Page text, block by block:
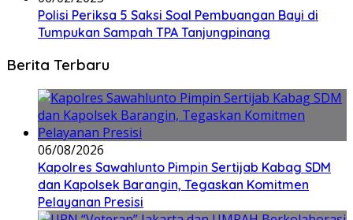
Polisi Periksa 5 Saksi Soal Pembuangan Bayi di
Tumpukan Sampah TPA Tanjungpinang
Berita Terbaru
06/08/2026
Kapolres Sawahlunto Pimpin Sertijab Kabag SDM
dan Kapolsek Barangin, Tegaskan Komitmen
Pelayanan Presisi